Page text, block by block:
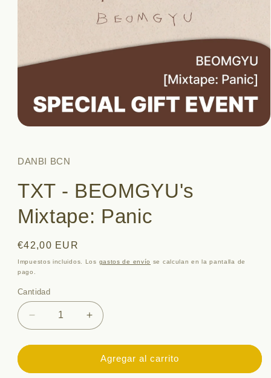
1
en
ventana
modal
DANBI BCN
TXT - BEOMGYU's
Mixtape: Panic
Precio
habitual
€42,00 EUR
Impuestos incluidos. Los gastos de envío se calculan en la pantalla de
pago.
Cantidad
Cantidad
Reducir
cantidad
para
-
Aumentar
cantidad
para
TXT
-
Agregar al carrito